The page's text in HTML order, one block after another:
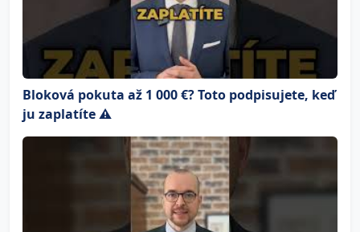
Bloková pokuta až 1 000 €? Toto podpisujete, keď
ju zaplatíte ⚠️